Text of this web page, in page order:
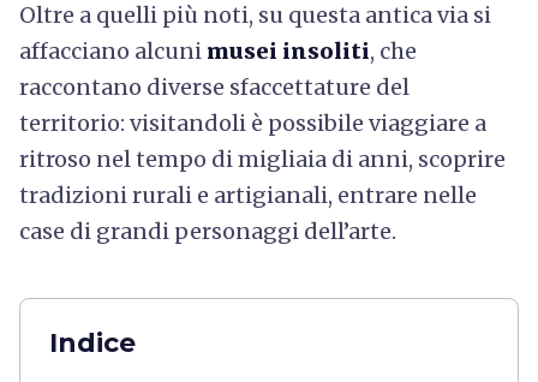
Oltre a quelli più noti, su questa antica via si
affacciano alcuni musei insoliti, che
raccontano diverse sfaccettature del
territorio: visitandoli è possibile viaggiare a
ritroso nel tempo di migliaia di anni, scoprire
tradizioni rurali e artigianali, entrare nelle
case di grandi personaggi dell’arte.
Indice